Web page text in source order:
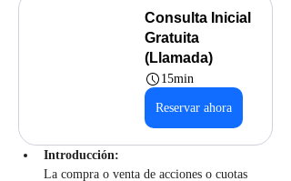
Consulta Inicial
Gratuita
(Llamada)
15min
Reservar ahora
Introducción:
La compra o venta de acciones o cuotas